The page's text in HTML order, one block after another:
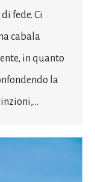
fede. Ci
cabala
in quanto
la